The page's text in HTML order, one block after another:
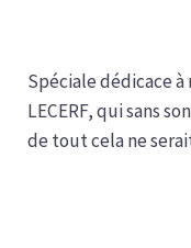
Spéciale dédicace
LECERF, qui sans
de tout cela ne